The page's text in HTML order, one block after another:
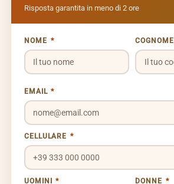
Risposta garantita in meno di 2 ore
NOME * COGNOME
EMAIL *
CELLULARE *
UOMINI * DONNE *